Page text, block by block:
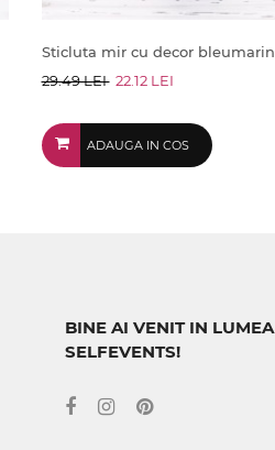
Sticluta mir cu decor bleumarin
29.49 LEI 22.12 LEI
ADAUGA IN COS
BINE AI VENIT IN LUMEA
SELFEVENTS!